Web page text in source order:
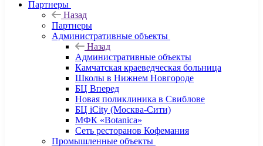
Партнеры
Назад
Партнеры
Административные объекты
Назад
Административные объекты
Камчатская краеведческая больница
Школы в Нижнем Новгороде
БЦ Вперед
Новая поликлиника в Свиблове
БЦ iCity (Москва-Сити)
МФК «Botanica»
Сеть ресторанов Кофемания
Промышленные объекты